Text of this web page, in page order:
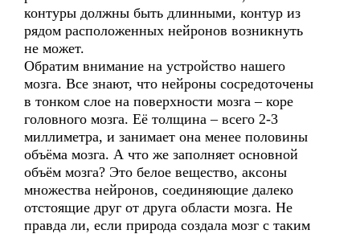
контуры должны быть длинными, контур из
рядом расположенных нейронов возникнуть
не может.
Обратим внимание на устройство нашего
мозга. Все знают, что нейроны сосредоточены
в тонком слое на поверхности мозга – коре
головного мозга. Её толщина – всего 2-3
миллиметра, и занимает она менее половины
объёма мозга. А что же заполняет основной
объём мозга? Это белое вещество, аксоны
множества нейронов, соединяющие далеко
отстоящие друг от друга области мозга. Не
правда ли, если природа создала мозг с таким